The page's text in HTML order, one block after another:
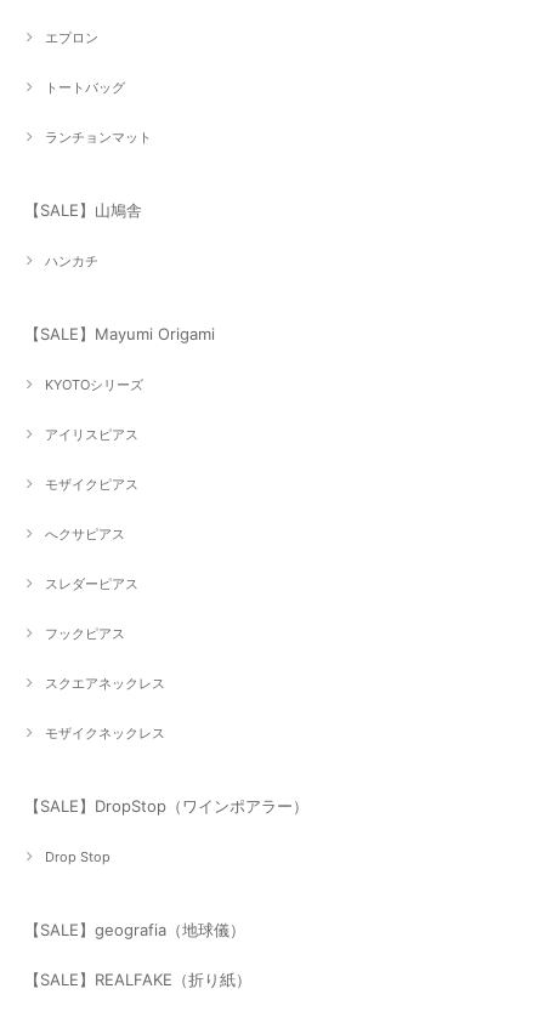
エプロン
トートバッグ
ランチョンマット
【SALE】山鳩舎
ハンカチ
【SALE】Mayumi Origami
KYOTOシリーズ
アイリスピアス
モザイクピアス
へクサピアス
スレダーピアス
フックピアス
スクエアネックレス
モザイクネックレス
【SALE】DropStop（ワインポアラー）
Drop Stop
【SALE】geografia（地球儀）
【SALE】REALFAKE（折り紙）